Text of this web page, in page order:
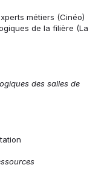
métiers (Cinéo)
de la filière (La
des salles de